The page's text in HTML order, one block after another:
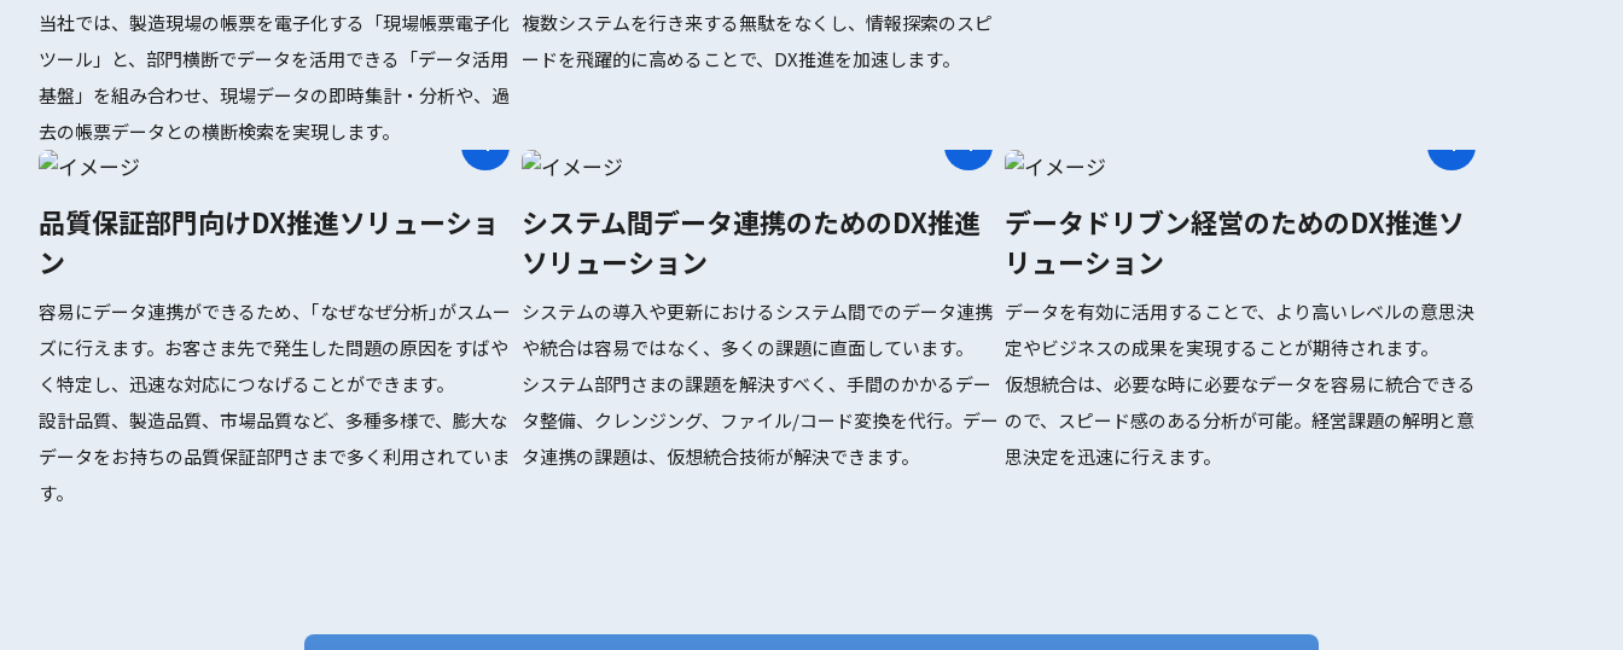
当社では、製造現場の帳票を電子化する「現場帳票電子化
ツール」と、部門横断でデータを活用できる「データ活用
基盤」を組み合わせ、現場データの即時集計・分析や、過
去の帳票データとの横断検索を実現します。
複数システムを行き来する無駄をなくし、情報探索のスピ
ードを飛躍的に高めることで、DX推進を加速します。
品質保証部門向けDX推進ソリューショ
ン
容易にデータ連携ができるため、｢なぜなぜ分析｣がスムー
ズに行えます。お客さま先で発生した問題の原因をすばや
く特定し、迅速な対応につなげることができます。
設計品質、製造品質、市場品質など、多種多様で、膨大な
データをお持ちの品質保証部門さまで多く利用されていま
す。
システム間データ連携のためのDX推進
ソリューション
システムの導入や更新におけるシステム間でのデータ連携
や統合は容易ではなく、多くの課題に直面しています。
システム部門さまの課題を解決すべく、手間のかかるデー
タ整備、クレンジング、ファイル/コード変換を代行。デー
タ連携の課題は、仮想統合技術が解決できます。
データドリブン経営のためのDX推進ソ
リューション
データを有効に活用することで、より高いレベルの意思決
定やビジネスの成果を実現することが期待されます。
仮想統合は、必要な時に必要なデータを容易に統合できる
ので、スピード感のある分析が可能。経営課題の解明と意
思決定を迅速に行えます。